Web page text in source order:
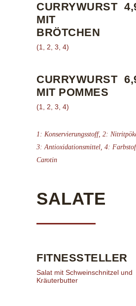
CURRYWURST
MIT
BRÖTCHEN
(1, 2, 3, 4)
CURRYWURST
MIT POMMES
(1, 2, 3, 4)
1: Konservierungsstoff, 2:
3: Antioxidationsmittel, 4:
Carotin
SALATE
FITNESSTELLER
Salat mit Schweinschnitzel und
Kräuterbutter